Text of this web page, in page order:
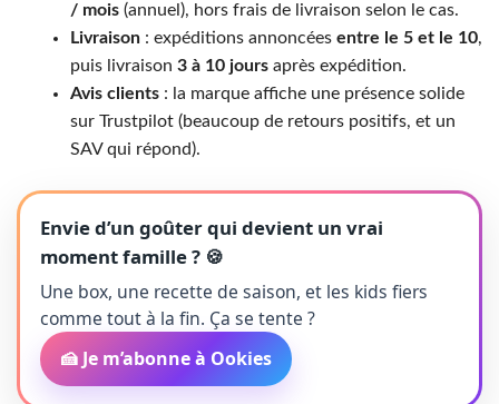
/ mois (annuel), hors frais de livraison selon le cas.
Livraison : expéditions annoncées entre le 5 et le 10,
puis livraison 3 à 10 jours après expédition.
Avis clients : la marque affiche une présence solide
sur Trustpilot (beaucoup de retours positifs, et un
SAV qui répond).
Envie d’un goûter qui devient un vrai
moment famille ? 🍪
Une box, une recette de saison, et les kids fiers
comme tout à la fin. Ça se tente ?
🍰 Je m’abonne à Ookies